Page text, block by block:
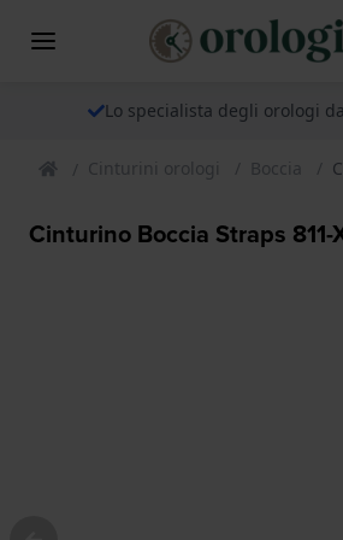
Lo specialista degli orologi
Cinturini orologi Boccia
Cinturino Boccia Straps 811-